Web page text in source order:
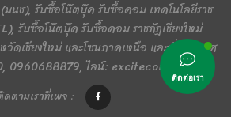
นช), รับซื้อโน๊ตบุ๊ค รับซื้อคอม เทคโนโลยีราช
รับซื้อโน๊ตบุ๊ค รับซื้อคอม ราชภัฏเชียงใหม่
ดเชียงใหม่ และโซนภาคเหนือ และทั่วประเทศ
0960688879, ไลน์: excitecomputer
ดตามเราที่เพจ :
ติดต่อเรา